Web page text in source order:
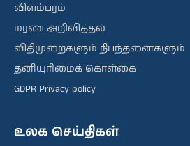
விளம்பரம்
மரண அறிவித்தல்
விதிமுறைகளும் நிபந்தனைகளும்
தனியுரிமைக் கொள்கை
GDPR Privacy policy
உலக செய்திகள்